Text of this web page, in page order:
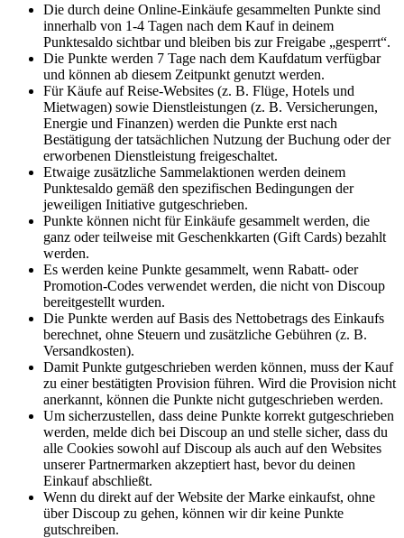
Die durch deine Online-Einkäufe gesammelten Punkte sind
innerhalb von 1-4 Tagen nach dem Kauf in deinem
Punktesaldo sichtbar und bleiben bis zur Freigabe „gesperrt“.
Die Punkte werden 7 Tage nach dem Kaufdatum verfügbar
und können ab diesem Zeitpunkt genutzt werden.
Für Käufe auf Reise-Websites (z. B. Flüge, Hotels und
Mietwagen) sowie Dienstleistungen (z. B. Versicherungen,
Energie und Finanzen) werden die Punkte erst nach
Bestätigung der tatsächlichen Nutzung der Buchung oder der
erworbenen Dienstleistung freigeschaltet.
Etwaige zusätzliche Sammelaktionen werden deinem
Punktesaldo gemäß den spezifischen Bedingungen der
jeweiligen Initiative gutgeschrieben.
Punkte können nicht für Einkäufe gesammelt werden, die
ganz oder teilweise mit Geschenkkarten (Gift Cards) bezahlt
werden.
Es werden keine Punkte gesammelt, wenn Rabatt- oder
Promotion-Codes verwendet werden, die nicht von Discoup
bereitgestellt wurden.
Die Punkte werden auf Basis des Nettobetrags des Einkaufs
berechnet, ohne Steuern und zusätzliche Gebühren (z. B.
Versandkosten).
Damit Punkte gutgeschrieben werden können, muss der Kauf
zu einer bestätigten Provision führen. Wird die Provision nicht
anerkannt, können die Punkte nicht gutgeschrieben werden.
Um sicherzustellen, dass deine Punkte korrekt gutgeschrieben
werden, melde dich bei Discoup an und stelle sicher, dass du
alle Cookies sowohl auf Discoup als auch auf den Websites
unserer Partnermarken akzeptiert hast, bevor du deinen
Einkauf abschließt.
Wenn du direkt auf der Website der Marke einkaufst, ohne
über Discoup zu gehen, können wir dir keine Punkte
gutschreiben.